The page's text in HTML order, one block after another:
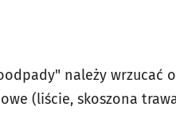
należy wrzucać
(liście, skoszona